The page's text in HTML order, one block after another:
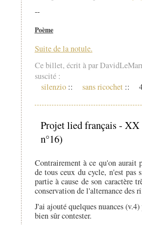
--
Poème
Suite de la notule.
Ce billet, écrit à par
suscité :
silenzio :: sans ricochet ::
Projet lied français -
n°16)
Contrairement à ce qu'on aurait
de tous ceux du cycle, n'est pas
partie à cause de son caractère
conservation de l'alternance des
J'ai ajouté quelques nuances
bien sûr contester.